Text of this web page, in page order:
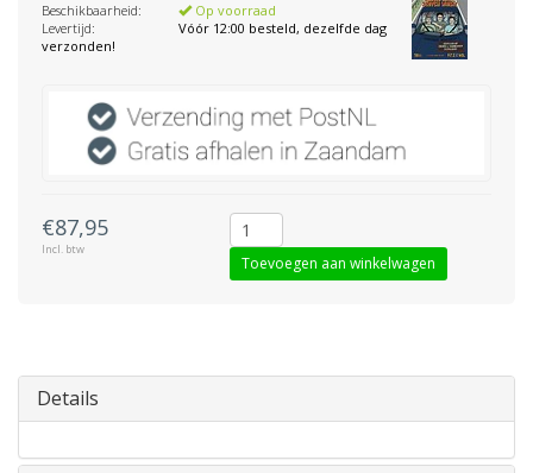
Beschikbaarheid:
Op voorraad
Levertijd:
Vóór 12:00 besteld, dezelfde dag
verzonden!
€87,95
Incl. btw
Toevoegen aan winkelwagen
Details